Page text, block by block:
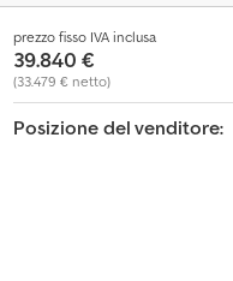
prezzo fisso IVA inclusa
39.840 €
(33.479 € netto)
Posizione del venditore: